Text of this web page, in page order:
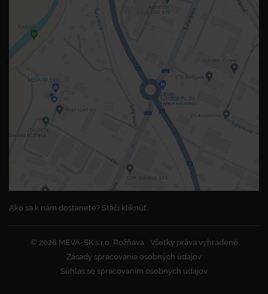
Ako sa k nám dostanete? Stačí kliknúť.
© 2026 MEVA-SK s.r.o. Rožňava
Všetky práva vyhradené
Zásady spracovania osobných údajov
Súhlas so spracovaním osobných údajov